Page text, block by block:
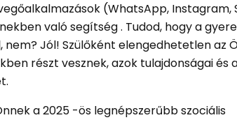
(WhatsApp,
való segítség . Tudod, hogy a
Jól! Szülőként elengedhetetlen az
részt vesznek, azok tulajdonságai és
a 2025 -ös legnépszerűbb szociális